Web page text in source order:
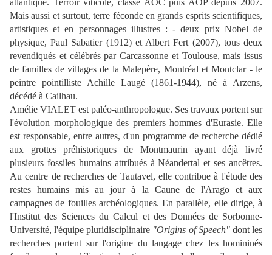
atlantique. Terroir viticole, classé AOC puis AOP depuis 2007.
Mais aussi et surtout, terre féconde en grands esprits scientifiques,
artistiques et en personnages illustres : - deux prix Nobel de
physique, Paul Sabatier (1912) et Albert Fert (2007), tous deux
revendiqués et célébrés par Carcassonne et Toulouse, mais issus
de familles de villages de la Malepère, Montréal et Montclar - le
peintre pointilliste Achille Laugé (1861-1944), né à Arzens,
décédé à Cailhau.
Amélie VIALET est paléo-anthropologue. Ses travaux portent sur
l'évolution morphologique des premiers hommes d'Eurasie. Elle
est responsable, entre autres, d'un programme de recherche dédié
aux grottes préhistoriques de Montmaurin ayant déjà livré
plusieurs fossiles humains attribués à Néandertal et ses ancêtres.
Au centre de recherches de Tautavel, elle contribue à l'étude des
restes humains mis au jour à la Caune de l'Arago et aux
campagnes de fouilles archéologiques. En parallèle, elle dirige, à
l'Institut des Sciences du Calcul et des Données de Sorbonne-
Université, l'équipe pluridisciplinaire "Origins of Speech"dont les
recherches portent sur l'origine du langage chez les homininés